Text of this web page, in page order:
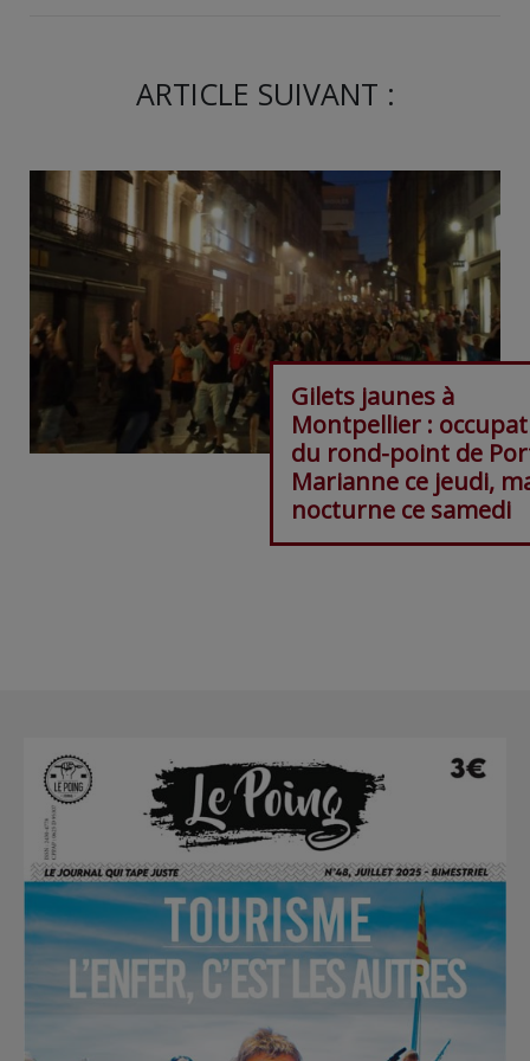
ARTICLE SUIVANT :
Gilets jaunes à
Montpellier :
du rond-point de
Marianne ce jeudi,
nocturne ce samedi